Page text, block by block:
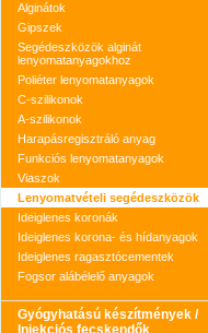
Alginátok
Gipszek
Segédeszközök alginát
lenyomatanyagokhoz
Poliéter lenyomatanyagok
C-szilikonok
A-szilikonok
Harapásregisztráló anyag
Funkciós lenyomatanyagok
Viaszok
Lenyomatvételi segédeszközök
Ideiglenes koronák
Ideiglenes korona- és hídanyagok
Ideiglenes ragasztócementek
Fogsor alábélelő anyagok
Gyógyhatású készítmények /
Injekciós fecskendők